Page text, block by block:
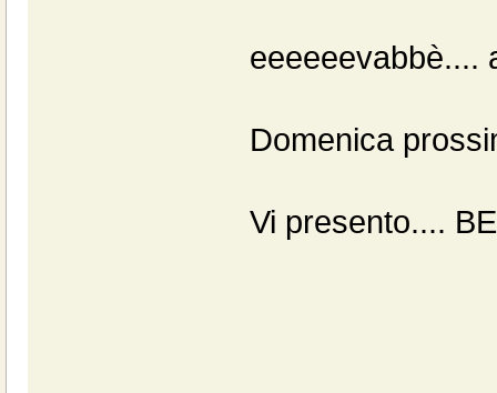
eeeeeevabbè....
Domenica
Vi presento....